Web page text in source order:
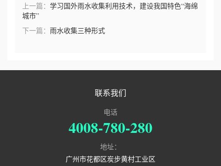
上一篇： 学习国外雨水收集利用技术，建设我国特色“海绵
城市”
下一篇： 雨水收集三种形式
联系我们
电话
4008-780-280
地址：
广州市花都区炭步黄村工业区